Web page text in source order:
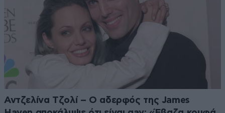
Αντζελίνα Τζολί – Ο αδερφός της James